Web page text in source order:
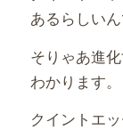
あるらしいん
そりゃあ進
わかります。
クイントエ